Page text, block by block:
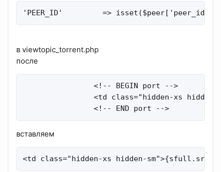
'PEER_ID'         =>
в viewtopic_torrent.php
после
                <!-- BEGIN port -->
<td class="hidden-xs
                <!-- END port -->
вставляем
<td class="hidden-xs hidden-